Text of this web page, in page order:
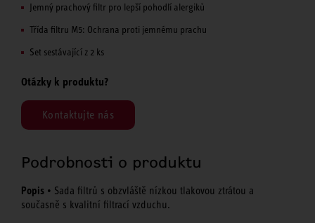
Jemný prachový filtr pro lepší pohodlí alergiků
Třída filtru M5: Ochrana proti jemnému prachu
Set sestávající z 2 ks
Otázky k produktu?
Kontaktujte nás
Podrobnosti o produktu
Popis • Sada filtrů s obzvláště nízkou tlakovou ztrátou a
současně s kvalitní filtrací vzduchu.